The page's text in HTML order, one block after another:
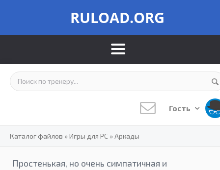
RULOAD.ORG
Гость
Каталог файлов »Игры для PC »Аркады
Простенькая, но очень симпатичная и